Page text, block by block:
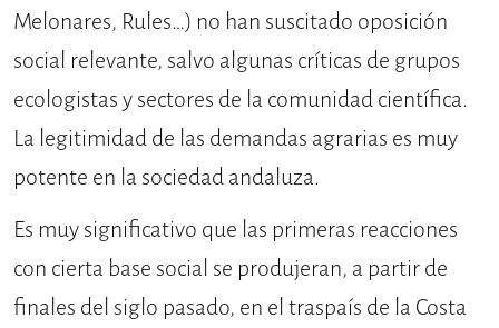
Melonares, Rules…) no han suscitado oposición
social relevante, salvo algunas críticas de grupos
ecologistas y sectores de la comunidad científica.
La legitimidad de las demandas agrarias es muy
potente en la sociedad andaluza.
Es muy significativo que las primeras reacciones
con cierta base social se produjeran, a partir de
finales del siglo pasado, en el traspaís de la Costa